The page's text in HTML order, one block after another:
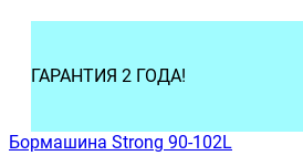
ГАРАНТИЯ 2 ГОДА!
Бормашина Strong 90-102L